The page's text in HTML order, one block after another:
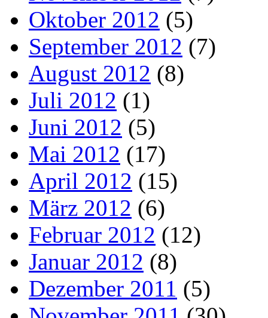
Oktober 2012 (5)
September 2012 (7)
August 2012 (8)
Juli 2012 (1)
Juni 2012 (5)
Mai 2012 (17)
April 2012 (15)
März 2012 (6)
Februar 2012 (12)
Januar 2012 (8)
Dezember 2011 (5)